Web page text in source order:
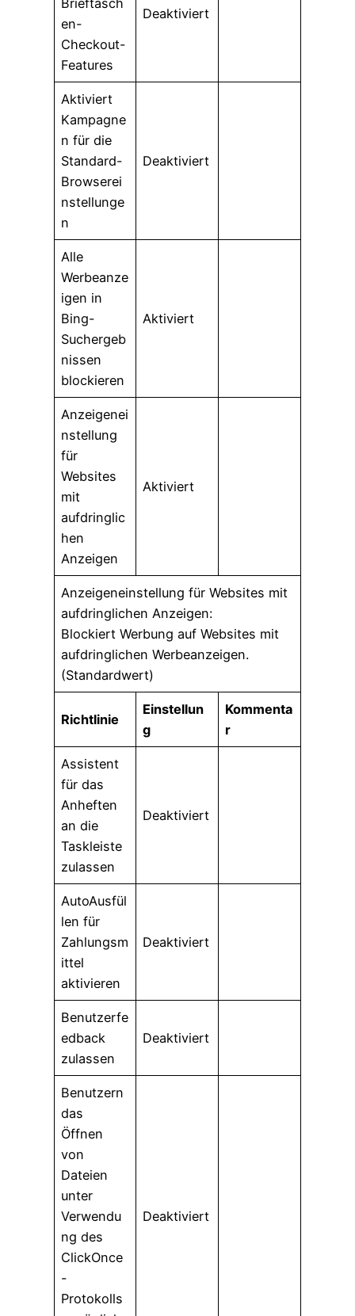
Brieftasch
en-
Checkout-
Features
Deaktiviert
Aktiviert
Kampagne
n für die
Standard-
Browserei
nstellunge
n
Deaktiviert
Alle
Werbeanze
igen in
Bing-
Suchergeb
nissen
blockieren
Aktiviert
Anzeigenei
nstellung
für
Websites
mit
aufdringlic
hen
Anzeigen
Aktiviert
Anzeigeneinstellung für Websites mit
aufdringlichen Anzeigen:
Blockiert Werbung auf Websites mit
aufdringlichen Werbeanzeigen.
(Standardwert)
Richtlinie
Einstellun
g
Kommenta
r
Assistent
für das
Anheften
an die
Taskleiste
zulassen
Deaktiviert
AutoAusfül
len für
Zahlungsm
ittel
aktivieren
Deaktiviert
Benutzerfe
edback
zulassen
Deaktiviert
Benutzern
das
Öffnen
von
Dateien
unter
Verwendu
ng des
ClickOnce
-
Protokolls
Deaktiviert